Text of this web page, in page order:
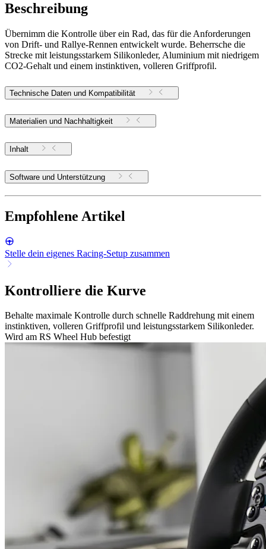
Beschreibung
Übernimm die Kontrolle über ein Rad, das für die Anforderungen
von Drift- und Rallye-Rennen entwickelt wurde. Beherrsche die
Strecke mit leistungsstarkem Silikonleder, Aluminium mit niedrigem
CO2-Gehalt und einem instinktiven, volleren Griffprofil.
Technische Daten und Kompatibilität
Materialien und Nachhaltigkeit
Inhalt
Software und Unterstützung
Empfohlene Artikel
Stelle dein eigenes Racing-Setup zusammen
Kontrolliere die Kurve
Behalte maximale Kontrolle durch schnelle Raddrehung mit einem
instinktiven, volleren Griffprofil und leistungsstarkem Silikonleder.
Wird am RS Wheel Hub befestigt